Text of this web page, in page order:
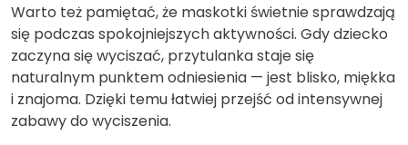
Warto też pamiętać, że maskotki świetnie sprawdzają
się podczas spokojniejszych aktywności. Gdy dziecko
zaczyna się wyciszać, przytulanka staje się
naturalnym punktem odniesienia — jest blisko, miękka
i znajoma. Dzięki temu łatwiej przejść od intensywnej
zabawy do wyciszenia.